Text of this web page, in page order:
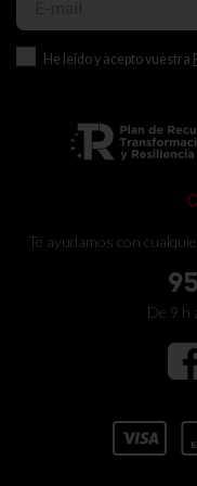
He leído y acepto vuestra
Te ayudamos con
De 9 h